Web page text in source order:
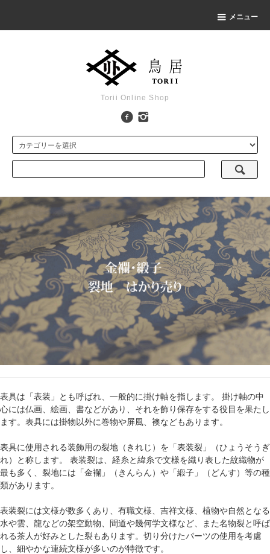
メニュー
Torii Online Shop
表具は「表装」とも呼ばれ、一般的に掛け軸を指します。 掛け軸の中
心には仏画、絵画、書などがあり、それを飾り保存をする役目を果たし
ます。表具には掛物以外に巻物や屏風、襖などもあります。
表具に使用される装飾用の裂地（きれじ）を「表装裂」（ひょうそうぎ
れ）と称します。 表装裂は、経糸と緯糸で文様を織り表した紋織物が
最も多く、裂地には「金襴」（きんらん）や「緞子」（どんす）等の種
類があります。
表装裂には文様が数多くあり、有職文様、吉祥文様、植物や自然となる
水や雲、龍などの架空動物、間道や幾何学文様など、また名物裂と呼ば
れる茶人が好みとした裂もあります。切り分けたパーツの使用を考慮
し、細やかな連続文様が多いのが特徴です。